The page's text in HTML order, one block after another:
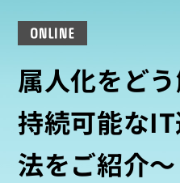
サービス
導入事例
ナレッジ
EINSWAVEとは
属人化をど
持続可能な
法をご紹介～